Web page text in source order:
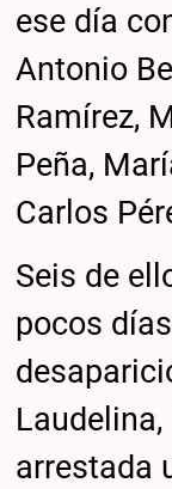
ese día
Antonio
Ramírez,
Peña,
Carlos
Seis de
pocos
arrestada